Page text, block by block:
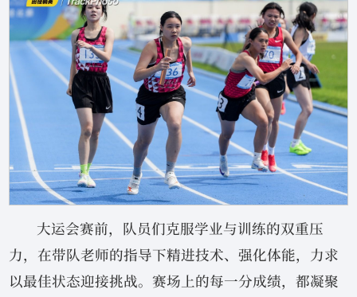
大运会赛前，队员们克服学业与训练的双重压
力，在带队老师的指导下精进技术、强化体能，力求
以最佳状态迎接挑战。赛场上的每一分成绩，都凝聚